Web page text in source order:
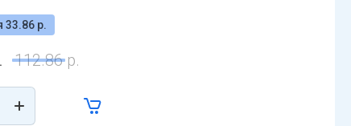
33.86 р.
112.86р.